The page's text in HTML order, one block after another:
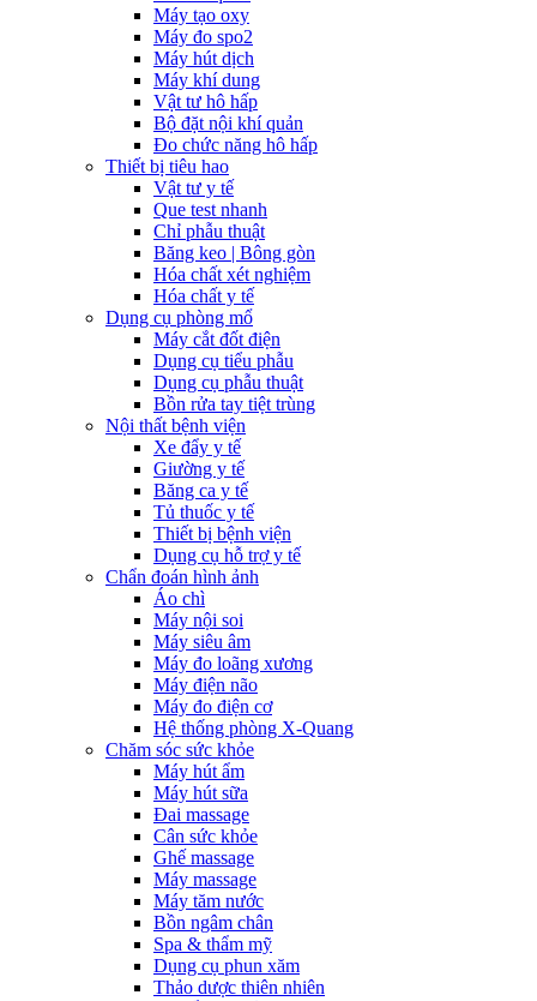
Máy tạo oxy
Máy đo spo2
Máy hút dịch
Máy khí dung
Vật tư hô hấp
Bộ đặt nội khí quản
Đo chức năng hô hấp
Thiết bị tiêu hao
Vật tư y tế
Que test nhanh
Chỉ phẫu thuật
Băng keo | Bông gòn
Hóa chất xét nghiệm
Hóa chất y tế
Dụng cụ phòng mổ
Máy cắt đốt điện
Dụng cụ tiểu phẫu
Dụng cụ phẫu thuật
Bồn rửa tay tiệt trùng
Nội thất bệnh viện
Xe đẩy y tế
Giường y tế
Băng ca y tế
Tủ thuốc y tế
Thiết bị bệnh viện
Dụng cụ hỗ trợ y tế
Chẩn đoán hình ảnh
Áo chì
Máy nội soi
Máy siêu âm
Máy đo loãng xương
Máy điện não
Máy đo điện cơ
Hệ thống phòng X-Quang
Chăm sóc sức khỏe
Máy hút ẩm
Máy hút sữa
Đai massage
Cân sức khỏe
Ghế massage
Máy massage
Máy tăm nước
Bồn ngâm chân
Spa & thẩm mỹ
Dụng cụ phun xăm
Thảo dược thiên nhiên